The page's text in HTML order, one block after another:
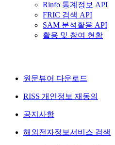
Rinfo 통계정보 API
FRIC 검색 API
SAM 분석활용 API
활용 및 참여 현황
원문뷰어 다운로드
RISS 개인정보 재동의
공지사항
해외전자정보서비스 검색